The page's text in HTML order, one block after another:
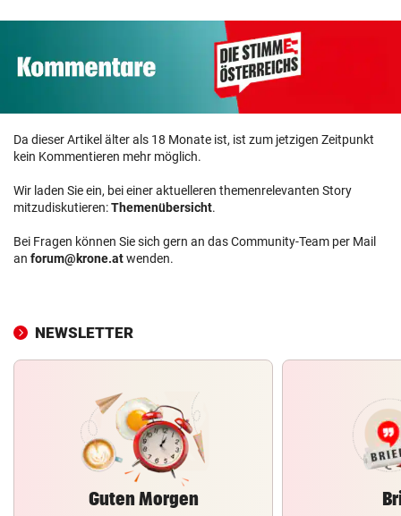
Da dieser Artikel älter als 18 Monate ist, ist zum jetzigen Zeitpunkt
kein Kommentieren mehr möglich.
Wir laden Sie ein, bei einer aktuelleren themenrelevanten Story
mitzudiskutieren:Themenübersicht.
Bei Fragen können Sie sich gern an das Community-Team per Mail
an forum@krone.atwenden.
NEWSLETTER
Guten Morgen